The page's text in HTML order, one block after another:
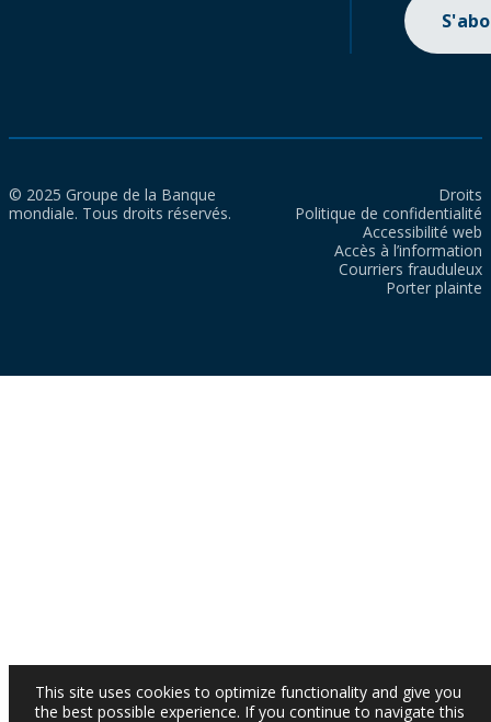
© 2025 Groupe de la Banque
mondiale. Tous droits réservés.
Droits
Politique de confidentialité
Accessibilité web
Accès à l’information
Courriers frauduleux
Porter plainte
This site uses cookies to optimize functionality and give you
the best possible experience. If you continue to navigate this